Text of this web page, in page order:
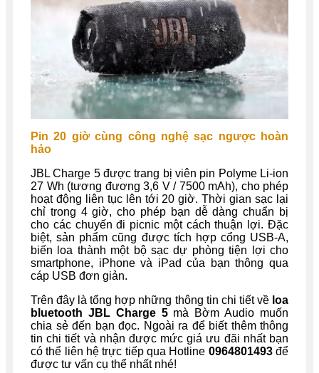
Pin 20 giờ cùng công nghệ sạc ngược hoàn
hảo
JBL Charge 5 được trang bị viên pin Polyme Li-ion
27 Wh (tương đương 3,6 V / 7500 mAh), cho phép
hoạt động liên tục lên tới 20 giờ. Thời gian sạc lại
chỉ trong 4 giờ, cho phép bạn dễ dàng chuẩn bị
cho các chuyến đi picnic một cách thuận lợi. Đặc
biệt, sản phẩm cũng được tích hợp cổng USB-A,
biến loa thành một bộ sạc dự phòng tiện lợi cho
smartphone, iPhone và iPad của bạn thông qua
cáp USB đơn giản.
Trên đây là tổng hợp những thông tin chi tiết về loa
bluetooth JBL Charge 5mà Bờm Audio muốn
chia sẻ đến bạn đọc. Ngoài ra để biết thêm thông
tin chi tiết và nhận được mức giá ưu đãi nhất bạn
có thể liên hệ trực tiếp qua Hotline 0964801493 để
được tư vấn cụ thể nhất nhé!